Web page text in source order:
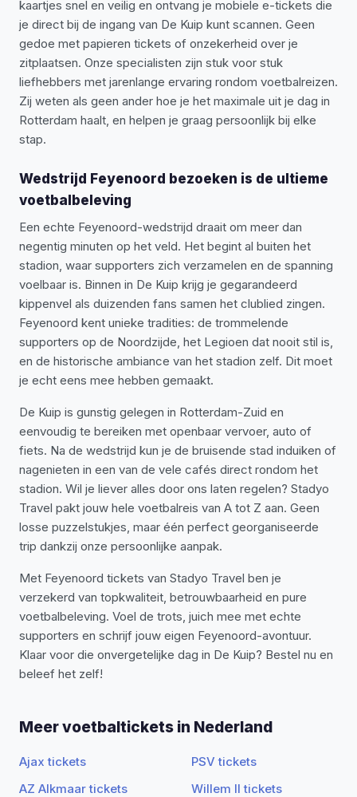
kaartjes snel en veilig en ontvang je mobiele e-tickets die
je direct bij de ingang van De Kuip kunt scannen. Geen
gedoe met papieren tickets of onzekerheid over je
zitplaatsen. Onze specialisten zijn stuk voor stuk
liefhebbers met jarenlange ervaring rondom voetbalreizen.
Zij weten als geen ander hoe je het maximale uit je dag in
Rotterdam haalt, en helpen je graag persoonlijk bij elke
stap.
Wedstrijd Feyenoord bezoeken is de ultieme
voetbalbeleving
Een echte Feyenoord-wedstrijd draait om meer dan
negentig minuten op het veld. Het begint al buiten het
stadion, waar supporters zich verzamelen en de spanning
voelbaar is. Binnen in De Kuip krijg je gegarandeerd
kippenvel als duizenden fans samen het clublied zingen.
Feyenoord kent unieke tradities: de trommelende
supporters op de Noordzijde, het Legioen dat nooit stil is,
en de historische ambiance van het stadion zelf. Dit moet
je echt eens mee hebben gemaakt.
De Kuip is gunstig gelegen in Rotterdam-Zuid en
eenvoudig te bereiken met openbaar vervoer, auto of
fiets. Na de wedstrijd kun je de bruisende stad induiken of
nagenieten in een van de vele cafés direct rondom het
stadion. Wil je liever alles door ons laten regelen? Stadyo
Travel pakt jouw hele voetbalreis van A tot Z aan. Geen
losse puzzelstukjes, maar één perfect georganiseerde
trip dankzij onze persoonlijke aanpak.
Met Feyenoord tickets van Stadyo Travel ben je
verzekerd van topkwaliteit, betrouwbaarheid en pure
voetbalbeleving. Voel de trots, juich mee met echte
supporters en schrijf jouw eigen Feyenoord-avontuur.
Klaar voor die onvergetelijke dag in De Kuip? Bestel nu en
beleef het zelf!
Meer voetbaltickets in Nederland
Ajax tickets
PSV tickets
AZ Alkmaar tickets
Willem II tickets